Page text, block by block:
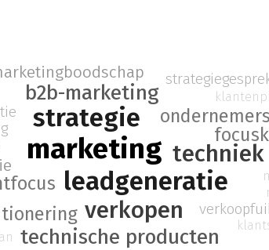
marketing
leadgeneratie
strategie
techniek
verkopen
b2b-marketing
technische producten